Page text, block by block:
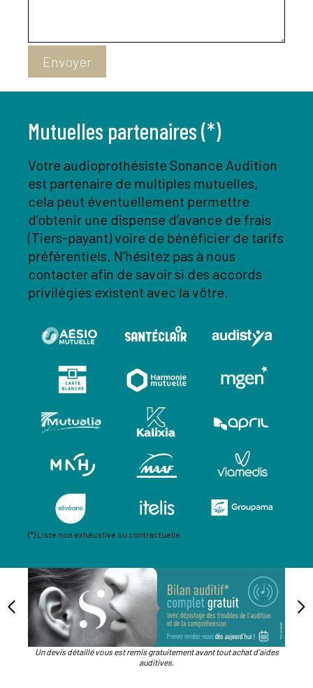
Envoyer
Mutuelles partenaires (*)
Votre audioprothésiste Sonance Audition
est partenaire de multiples mutuelles,
cela peut éventuellement permettre
d’obtenir une dispense d’avance de frais
(Tiers-payant) voire de bénéficier de tarifs
préférentiels. N’hésitez pas à nous
contacter afin de savoir si des accords
privilégiés existent avec la vôtre.
(*) Liste non exhaustive ou contractuelle
Un devis détaillé vous est remis gratuitement avant tout achat d’aides
auditives.